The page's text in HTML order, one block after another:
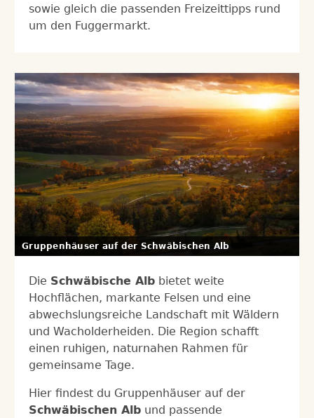
sowie gleich die passenden Freizeittipps rund
um den Fuggermarkt.
Gruppenhäuser auf der Schwäbischen Alb
Die Schwäbische Alb bietet weite
Hochflächen, markante Felsen und eine
abwechslungsreiche Landschaft mit Wäldern
und Wacholderheiden. Die Region schafft
einen ruhigen, naturnahen Rahmen für
gemeinsame Tage.
Hier findest du Gruppenhäuser auf der
Schwäbischen Alb und passende